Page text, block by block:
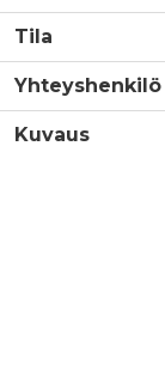
Tila
Yhteyshenkilö
Kuvaus